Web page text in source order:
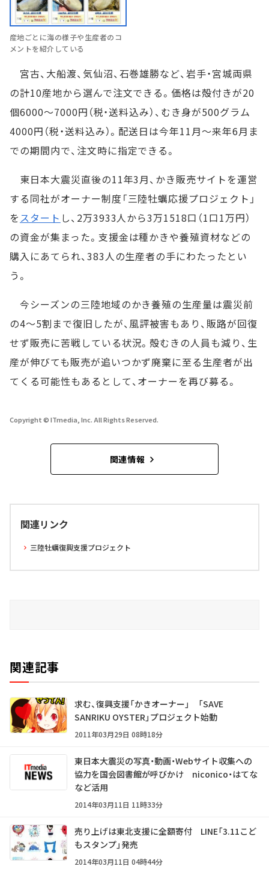
産地ごとに海の様子や生産者のコ
メントを紹介している
宮古、大船渡、気仙沼、石巻雄勝など、岩手・宮城両県
の計10産地から選んで注文できる。価格は殻付きが20
個6000～7000円（税・送料込み）、むき身が500グラム
4000円（税・送料込み）。配送日は今年11月～来年6月ま
での期間内で、注文時に指定できる。
東日本大震災直後の11年3月、かき販売サイトを運営
する同社がオーナー制度「三陸牡蠣応援プロジェクト」
をスタート し、2万3933人から3万1518口（1口1万円）
の資金が集まった。支援金は種かきや養殖資材などの
購入にあてられ、383人の生産者の手にわたったとい
う。
今シーズンの三陸地域のかき養殖の生産量は震災前
の4～5割まで復旧したが、風評被害もあり、販路が回復
せず販売に苦戦している状況。殻むきの人員も減り、生
産が伸びても販売が追いつかず廃棄に至る生産者が出
てくる可能性もあるとして、オーナーを再び募る。
Copyright © ITmedia, Inc. All Rights Reserved.
関連情報
関連リンク
三陸牡蠣復興支援プロジェクト
関連記事
求む、復興支援「かきオーナー」 「SAVE
SANRIKU OYSTER」プロジェクト始動
2011年03月29日 08時18分
東日本大震災の写真・動画・Webサイト収集への
協力を国会図書館が呼びかけ niconico・はてな
など活用
2014年03月11日 11時33分
売り上げは東北支援に全額寄付 LINE「3.11こど
もスタンプ」発売
2014年03月11日 04時44分